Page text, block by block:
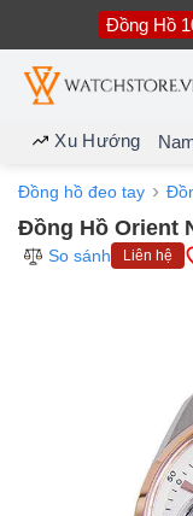
nội
dung
Đồng Hồ
Xu Hướng
Đồng hồ đeo tay
Đồng Hồ Orient
So sánh
Liên hệ